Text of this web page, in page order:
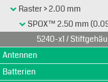
Raster > 2.00 mm
SPOX™ 2.50 mm
5240-x1 /
Antennen
Batterien